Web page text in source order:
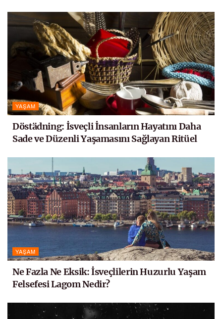
YAŞAM
Döstädning: İsveçli İnsanların Hayatını Daha
Sade ve Düzenli Yaşamasını Sağlayan Ritüel
YAŞAM
Ne Fazla Ne Eksik: İsveçlilerin Huzurlu Yaşam
Felsefesi Lagom Nedir?